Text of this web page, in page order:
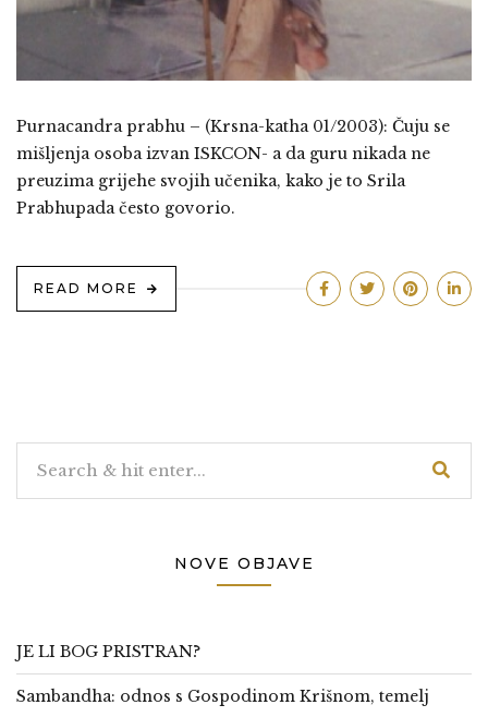
Purnacandra prabhu – (Krsna-katha 01/2003): Čuju se
mišljenja osoba izvan ISKCON- a da guru nikada ne
preuzima grijehe svojih učenika, kako je to Srila
Prabhupada često govorio.
READ MORE
NOVE OBJAVE
JE LI BOG PRISTRAN?
Sambandha: odnos s Gospodinom Krišnom, temelj